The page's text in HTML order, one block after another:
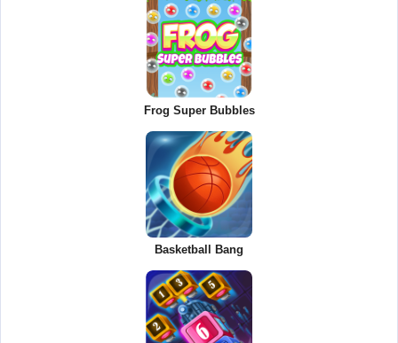
Frog Super Bubbles
Basketball Bang